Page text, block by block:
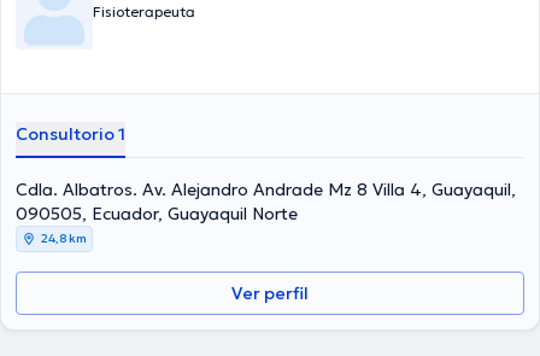
Fisioterapeuta
Consultorio 1
Cdla. Albatros. Av. Alejandro Andrade Mz 8 Villa 4, Guayaquil,
090505, Ecuador, Guayaquil Norte
24,8 km
Ver perfil